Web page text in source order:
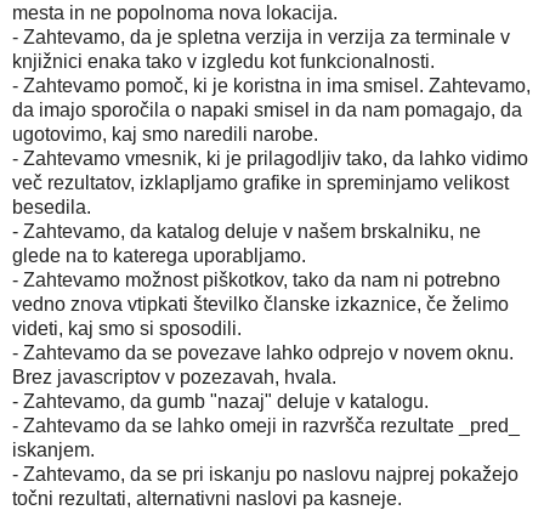
mesta in ne popolnoma nova lokacija.
- Zahtevamo, da je spletna verzija in verzija za terminale v
knjižnici enaka tako v izgledu kot funkcionalnosti.
- Zahtevamo pomoč, ki je koristna in ima smisel. Zahtevamo,
da imajo sporočila o napaki smisel in da nam pomagajo, da
ugotovimo, kaj smo naredili narobe.
- Zahtevamo vmesnik, ki je prilagodljiv tako, da lahko vidimo
več rezultatov, izklapljamo grafike in spreminjamo velikost
besedila.
- Zahtevamo, da katalog deluje v našem brskalniku, ne
glede na to katerega uporabljamo.
- Zahtevamo možnost piškotkov, tako da nam ni potrebno
vedno znova vtipkati številko članske izkaznice, če želimo
videti, kaj smo si sposodili.
- Zahtevamo da se povezave lahko odprejo v novem oknu.
Brez javascriptov v pozezavah, hvala.
- Zahtevamo, da gumb "nazaj" deluje v katalogu.
- Zahtevamo da se lahko omeji in razvršča rezultate _pred_
iskanjem.
- Zahtevamo, da se pri iskanju po naslovu najprej pokažejo
točni rezultati, alternativni naslovi pa kasneje.